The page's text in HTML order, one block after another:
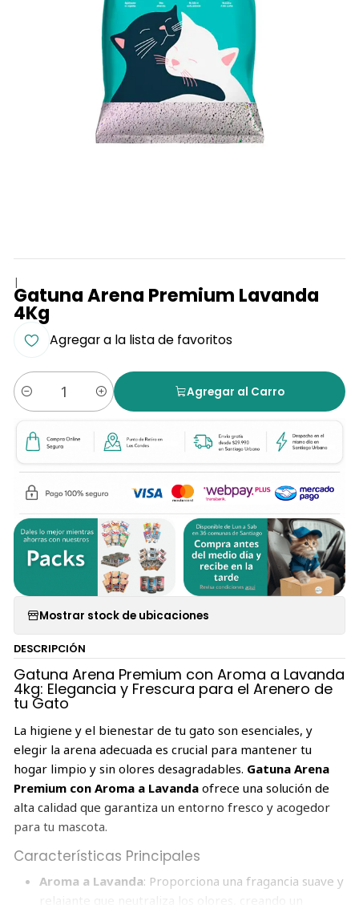
|
Gatuna Arena Premium Lavanda
4Kg
Agregar a la lista de favoritos
Cantidad
Agregar al Carro
Mostrar stock de ubicaciones
DESCRIPCIÓN
Gatuna Arena Premium con Aroma a Lavanda
4kg: Elegancia y Frescura para el Arenero de
tu Gato
La higiene y el bienestar de tu gato son esenciales, y
elegir la arena adecuada es crucial para mantener tu
hogar limpio y sin olores desagradables. Gatuna Arena
Premium con Aroma a Lavandaofrece una solución de
alta calidad que garantiza un entorno fresco y acogedor
para tu mascota.
Características Principales
Aroma a Lavanda: Proporciona una fragancia suave y
relajante que neutraliza los olores, creando un